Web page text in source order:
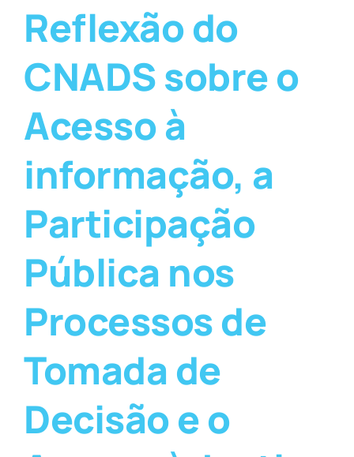
Reflexão do
CNADS sobre o
Acesso à
informação, a
Participação
Pública nos
Processos de
Tomada de
Decisão e o